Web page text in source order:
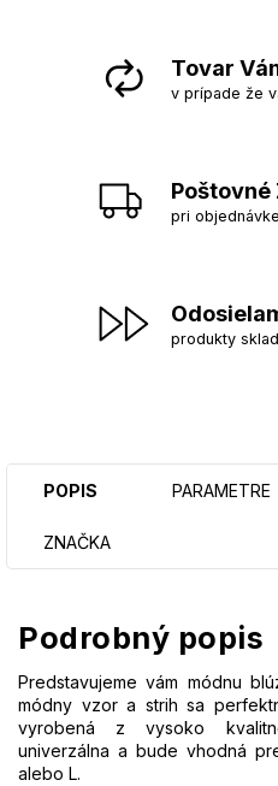
Tovar
v prípade že
Poštovné
pri
produkty
POPIS PARAMETRE
ZNAČKA
Podrobný popis
Predstavujeme vám módnu
módny vzor a strih sa
vyrobená z vysoko
univerzálna a bude vhodná
alebo L.